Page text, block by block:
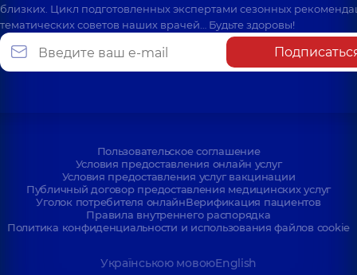
близких. Цикл подготовленных экспертами сезонных
тематических советов наших врачей… Будьте здоровы!
Пользовательское соглашение
Условия предоставления онлайн услуг
Условия предоставления услуг вакцинации
Публичный договор предоставления медицинских услуг
Уголок потребителя онлайнВерификация пациентов
Правила внутреннего распорядка
Политика конфиденциальности и использования файлов cookie
Українською мовоюEnglish